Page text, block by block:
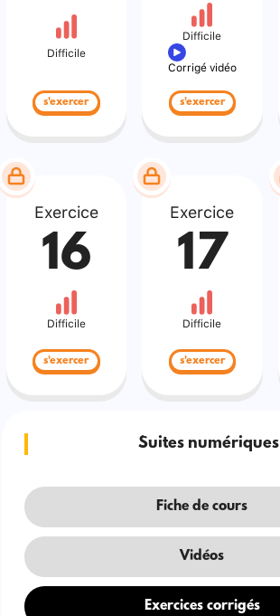
Difficile
s'exercer
Difficile
Corrigé vidéo
s'exercer
Exercice
16
Difficile
s'exercer
Exercice
17
Difficile
s'exercer
Suites numériques
Fiche de cours
Vidéos
Exercices corrigés